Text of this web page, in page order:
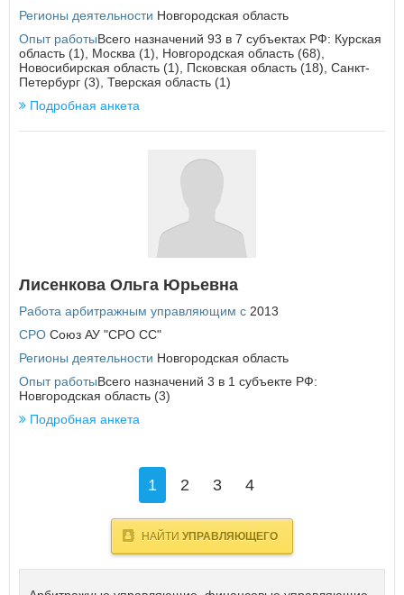
Регионы деятельности Новгородская область
Опыт работыВсего назначений 93 в 7 субъектах РФ: Курская
область (1), Москва (1), Новгородская область (68),
Новосибирская область (1), Псковская область (18), Санкт-
Петербург (3), Тверская область (1)
Подробная анкета
Лисенкова Ольга Юрьевна
Работа арбитражным управляющим с 2013
СРО Союз АУ "СРО СС"
Регионы деятельности Новгородская область
Опыт работыВсего назначений 3 в 1 субъекте РФ:
Новгородская область (3)
Подробная анкета
1 2 3 4
НАЙТИ УПРАВЛЯЮЩЕГО